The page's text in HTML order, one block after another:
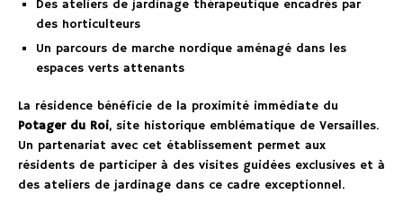
Des ateliers de jardinage thérapeutique encadrés par
des horticulteurs
Un parcours de marche nordique aménagé dans les
espaces verts attenants
La résidence bénéficie de la proximité immédiate du
Potager du Roi, site historique emblématique de Versailles.
Un partenariat avec cet établissement permet aux
résidents de participer à des visites guidées exclusives et à
des ateliers de jardinage dans ce cadre exceptionnel.